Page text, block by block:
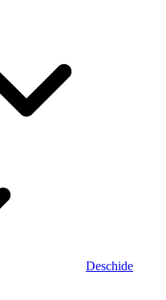
Deschide